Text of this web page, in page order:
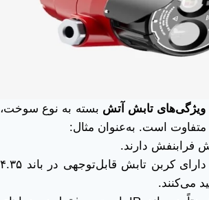
ویژگی‌های تابش آتش بسته به نوع سوخت،
است. به‌عنوان مثال:
فرابنفش دارند.
تنها سوخت‌های دارای کربن تابش قابل‌توجهی در باند ۴.۳۵